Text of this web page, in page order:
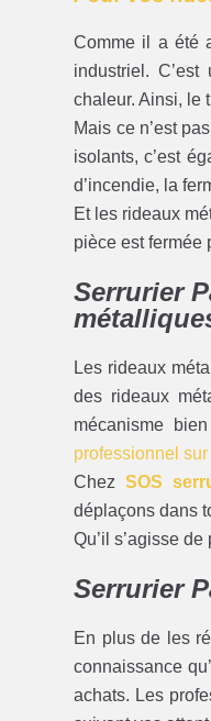
Comme il a été
industriel.
chaleur. Ainsi, le
Mais ce n’est
isolants, c’est
d’incendie, la
Et les rideaux
pièce est fermée
Serrurier
Les rideaux
des rideaux
mécanisme
professionnel
Chez SOS
déplaçons dans
Qu’il s’agisse
Serrurier
En plus de les
connaissance
achats. Les